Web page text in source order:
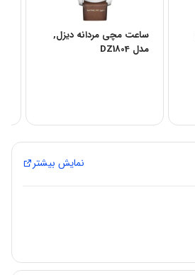
ساعت مچی مردانه دیزل,
مدل DZ1804
نمایش بیشتر